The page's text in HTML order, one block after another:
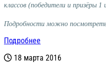
классов (победители и призёры 1
Подробности можно
Подробнее
18 марта 2016